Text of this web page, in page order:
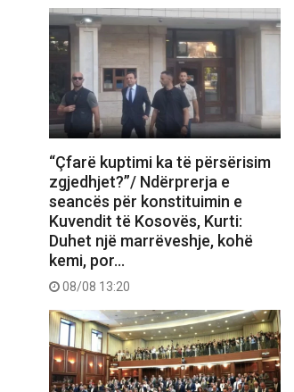
“Çfarë kuptimi ka të përsërisim
zgjedhjet?”/ Ndërprerja e
seancës për konstituimin e
Kuvendit të Kosovës, Kurti:
Duhet një marrëveshje, kohë
kemi, por…
08/08 13:20